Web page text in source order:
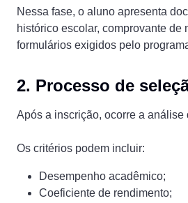
Nessa fase, o aluno apresenta
histórico escolar, comprovante de
formulários exigidos pelo
2. Processo de
Após a inscrição, ocorre a análise
Os critérios podem incluir:
Desempenho acadêmico;
Coeficiente de rendimento;